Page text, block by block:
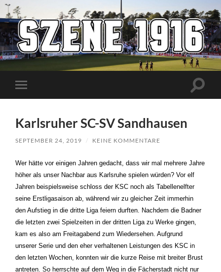
Szene1916
Menü
Karlsruher SC-SV Sandhausen
SEPTEMBER 24, 2019 / KEINE KOMMENTARE
Wer hätte vor einigen Jahren gedacht, dass wir mal mehrere Jahre
höher als unser Nachbar aus Karlsruhe spielen würden? Vor elf
Jahren beispielsweise schloss der KSC noch als Tabellenelfter
seine Erstligasaison ab, während wir zu gleicher Zeit immerhin
den Aufstieg in die dritte Liga feiern durften. Nachdem die Badner
die letzten zwei Spielzeiten in der dritten Liga zu Werke gingen,
kam es also am Freitagabend zum Wiedersehen. Aufgrund
unserer Serie und den eher verhaltenen Leistungen des KSC in
den letzten Wochen, konnten wir die kurze Reise mit breiter Brust
antreten. So herrschte auf dem Weg in die Fächerstadt nicht nur